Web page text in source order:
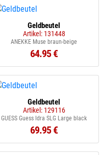
Geldbeutel
Artikel: 131448
ANEKKE Muse braun-beige
64.95 €
Geldbeutel
Artikel: 129116
GUESS Guess Idra SLG Large black
69.95 €